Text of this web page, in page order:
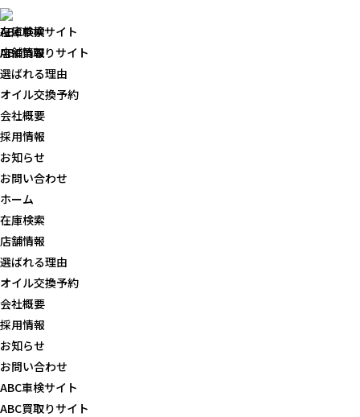
ABC車検サイト
ABC買取りサイト
在庫検索
店舗情報
選ばれる理由
オイル交換予約
会社概要
採用情報
お知らせ
お問い合わせ
ホーム
在庫検索
店舗情報
選ばれる理由
オイル交換予約
会社概要
採用情報
お知らせ
お問い合わせ
ABC車検サイト
ABC買取りサイト